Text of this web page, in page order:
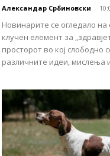
Александар Србиновски -
Новинарите се огледало
клучен елемент за
просторот во кој слободно
различните идеи, мислења